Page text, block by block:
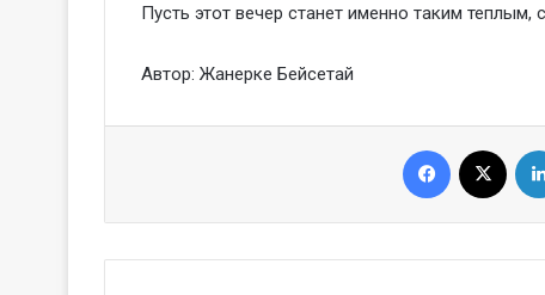
Пусть этот вечер станет именно таким
Автор: Жанерке Бейсетай
Facebook